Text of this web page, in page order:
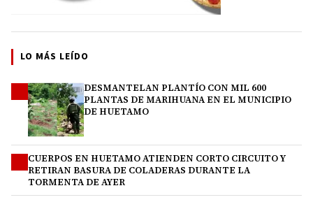
LO MÁS LEÍDO
DESMANTELAN PLANTÍO CON MIL 600
PLANTAS DE MARIHUANA EN EL MUNICIPIO
DE HUETAMO
CUERPOS EN HUETAMO ATIENDEN CORTO CIRCUITO Y
RETIRAN BASURA DE COLADERAS DURANTE LA
TORMENTA DE AYER